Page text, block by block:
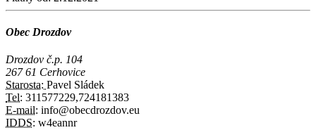
Obec Drozdov
Drozdov č.p. 104
267 61 Cerhovice
Starosta: Pavel Sládek
Tel: 311577229,724181383
E-mail: info@obecdrozdov.eu
IDDS: w4eannr